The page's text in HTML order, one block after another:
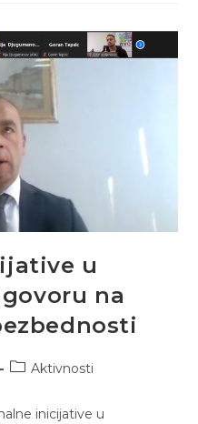
u
na
PostAktivnosti
inicijative u